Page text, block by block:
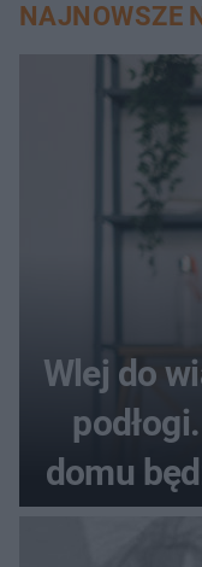
NAJNOWSZE
Wlej do
domu